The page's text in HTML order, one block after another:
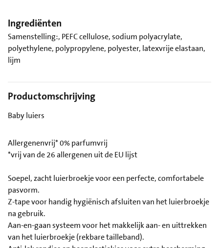
Ingrediënten
Samenstelling:, PEFC cellulose, sodium polyacrylate,
polyethylene, polypropylene, polyester, latexvrije elastaan,
lijm
Productomschrijving
Baby luiers
Allergenenvrij* 0% parfumvrij
*vrij van de 26 allergenen uit de EU lijst
Soepel, zacht luierbroekje voor een perfecte, comfortabele
pasvorm.
Z-tape voor handig hygiënisch afsluiten van het luierbroekje
na gebruik.
Aan-en-gaan systeem voor het makkelijk aan- en uittrekken
van het luierbroekje (rekbare tailleband).